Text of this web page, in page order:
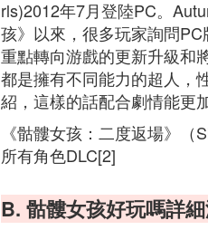
rls)2012年7月登陸PC。
孩》以來，很多玩家詢問
重點轉向游戲的更新升級和
都是擁有不同能力的超人，
紹，這樣的話配合劇情能更
《骷髏女孩：二度返場》
所有角色DLC[2]
B. 骷髏女孩好玩嗎詳